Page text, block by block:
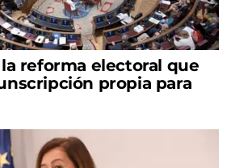
reforma electoral que
propia para